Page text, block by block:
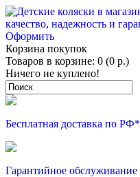
Оформить
Корзина покупок
Товаров в корзине: 0 (0 р.)
Ничего не куплено!
Бесплатная доставка по РФ*
Гарантийное обслуживание